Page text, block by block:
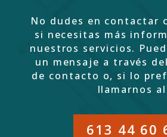
No dudes en contactar
si necesitas más
nuestros servicios.
un mensaje a través
de contacto o, si lo
llamarnos
613 44 60